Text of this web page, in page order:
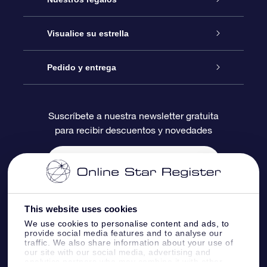
This website uses cookies
We use cookies to personalise content and ads, to
provide social media features and to analyse our
traffic. We also share information about your use of
our site with our social media, advertising and
Contáctanos
Blog
Reseñas
Regalo Estrella Online
Paquete de Regalo OSR
Tarjeta de Regalo OSR
Regalos empresariales
Visualice su estrella
Registro estelar
Página de Estrella Personalizada
Un Millón de Estrellas
Aplicación de RV Llévame a las estrellas
Pedido y entrega
Información de Pago
Información de Envío
Constelaciones
Suscríbete a nuestra newsletter gratuita
para recibir descuentos y novedades